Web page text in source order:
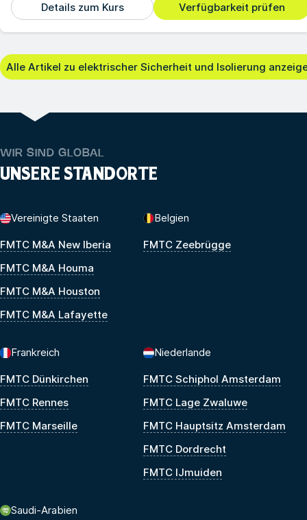
Details zum Kurs
Verfügbarkeit prüfen
Alle Artikel zu elektrischer Sicherheit und Isolierung
WIR SIND GLOBAL
UNSERE STANDORTE
Vereinigte Staaten
FMTC M&A New Iberia
FMTC M&A Houma
FMTC M&A Houston
FMTC M&A Lafayette
Belgien
FMTC Zeebrügge
Frankreich
FMTC Dünkirchen
FMTC Rennes
FMTC Marseille
Niederlande
FMTC Schiphol Amsterdam
FMTC Lage Zwaluwe
FMTC Hauptsitz Amsterdam
FMTC Dordrecht
FMTC IJmuiden
Saudi-Arabien